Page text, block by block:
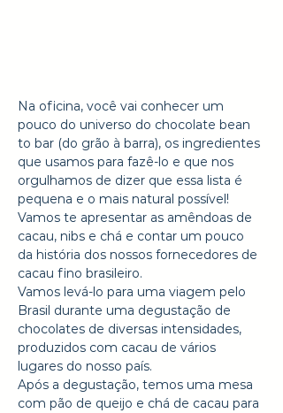
Na oficina, você vai conhecer um
pouco do universo do chocolate bean
to bar (do grão à barra), os ingredientes
que usamos para fazê-lo e que nos
orgulhamos de dizer que essa lista é
pequena e o mais natural possível!
Vamos te apresentar as amêndoas de
cacau, nibs e chá e contar um pouco
da história dos nossos fornecedores de
cacau fino brasileiro.
Vamos levá-lo para uma viagem pelo
Brasil durante uma degustação de
chocolates de diversas intensidades,
produzidos com cacau de vários
lugares do nosso país.
Após a degustação, temos uma mesa
com pão de queijo e chá de cacau para